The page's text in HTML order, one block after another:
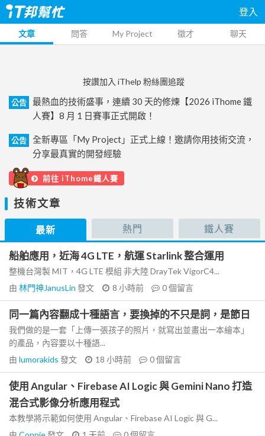
登入
文章 問答 My Project 徵才 聊天
按讚加入 iThelp 粉絲團追蹤
公告
最熱血的技術盛事，連續 30 天的修煉【2026 iThome 鐵
人賽】8 月 1 日賽事正式開啟！
公告
全新專區「My Project」正式上線！邀請你用技術交流，
分享最真實的開發經驗
前往 iThome鐵人賽
技術文章
最新 熱門 鐵人賽
船舶應用，近海 4G LTE，航運 Starlink 整合運用
整機台灣製 MIT，4G LTE 模組 非大陸 DrayTek VigorC4...
由 林門神JanusLin 發文 8 小時前 0個留言
同一篇內容翻成十種語言，要換掉的不只是詞，是節日
我們做的是一套「上傳一張孩子的照片，就寫出並畫出一本繪本」
的產品，內容要以十種語...
由 lumorakids 發文 18 小時前 0個留言
使用 Angular、Firebase AI Logic 與 Gemini Nano 打造
混合式影像分析應用程式
本教學將示範如何使用 Angular、Firebase AI Logic 與 G...